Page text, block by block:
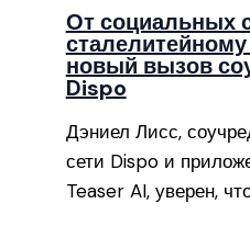
От социальных
новый вызов
Dispo
Дэниел Лисс,
сети Dispo и
Teaser AI, уверен,